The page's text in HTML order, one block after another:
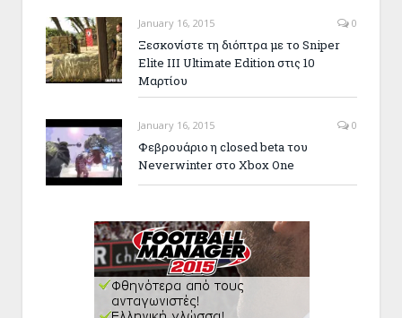
January 16, 2015 0
Ξεσκονίστε τη διόπτρα με το Sniper
Elite III Ultimate Edition στις 10
Μαρτίου
January 16, 2015 0
Φεβρουάριο η closed beta του
Neverwinter στο Xbox One